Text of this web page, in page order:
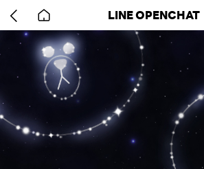
back
to
home
LINE OPENCHAT